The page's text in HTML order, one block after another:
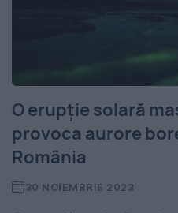
O erupție solară
provoca aurore
România
30 NOIEMBRIE 2023